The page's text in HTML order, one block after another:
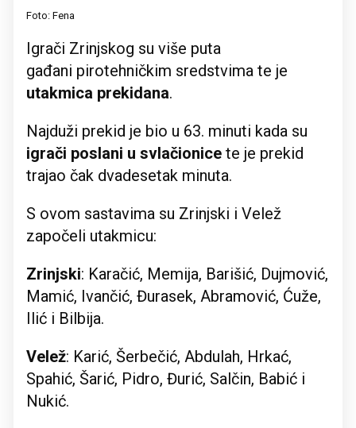
Foto: Fena
Igrači Zrinjskog su više puta
gađani pirotehničkim sredstvima te je
utakmica prekidana.
Najduži prekid je bio u 63. minuti kada su
igrači poslani u svlačionice te je prekid
trajao čak dvadesetak minuta.
S ovom sastavima su Zrinjski i Velež
započeli utakmicu:
Zrinjski: Karačić, Memija, Barišić, Dujmović,
Mamić, Ivančić, Đurasek, Abramović, Ćuže,
Ilić i Bilbija.
Velež: Karić, Šerbečić, Abdulah, Hrkać,
Spahić, Šarić, Pidro, Đurić, Salčin, Babić i
Nukić.